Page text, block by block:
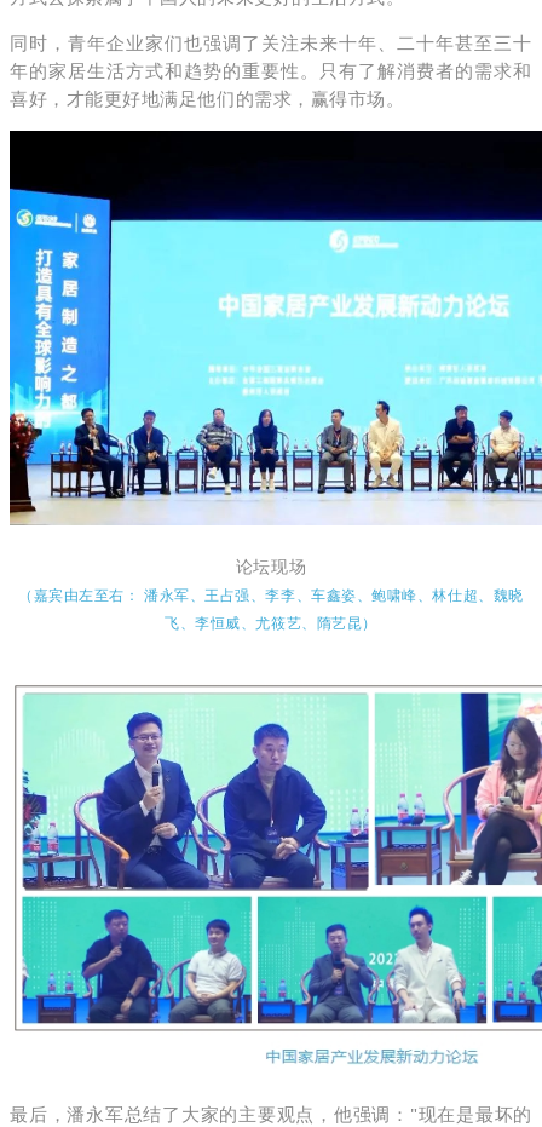
同时，青年企业家们也强调了关注未来十年、二十年甚至三十
年的家居生活方式和趋势的重要性。只有了解消费者的需求和
喜好，才能更好地满足他们的需求，赢得市场。
论坛现场
（嘉宾由左至右： 潘永军、王占强、李李、车鑫姿、鲍啸峰、林仕超、魏晓
飞、李恒威、尤筱艺、隋艺昆）
最后，潘永军总结了大家的主要观点，他强调："现在是最坏的